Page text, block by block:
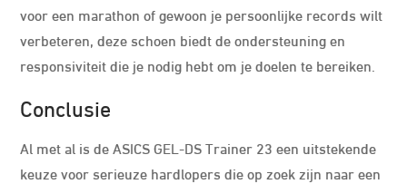
voor een marathon of gewoon je persoonlijke records wilt
verbeteren, deze schoen biedt de ondersteuning en
responsiviteit die je nodig hebt om je doelen te bereiken.
Conclusie
Al met al is de ASICS GEL-DS Trainer 23 een uitstekende
keuze voor serieuze hardlopers die op zoek zijn naar een